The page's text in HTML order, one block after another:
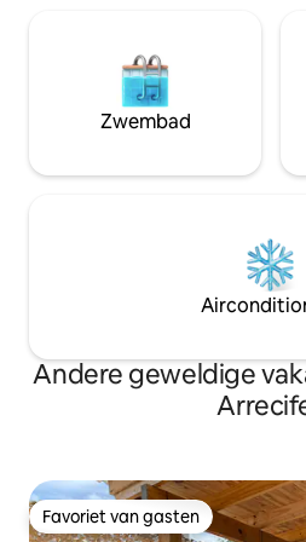
Zwembad
Andere geweldige
Favoriet van gasten
Favoriet van gasten